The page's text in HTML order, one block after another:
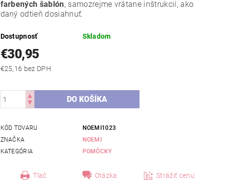
farbených šablón, samozrejme vrátane inštrukcií, ako
daný odtieň dosiahnuť.
Dostupnosť Skladom
€30,95
€25,16 bez DPH
KÓD TOVARU
NOEMI1023
ZNAČKA
NOEMI
KATEGÓRIA
POMÔCKY
Tlač Otázka Strážiť cenu